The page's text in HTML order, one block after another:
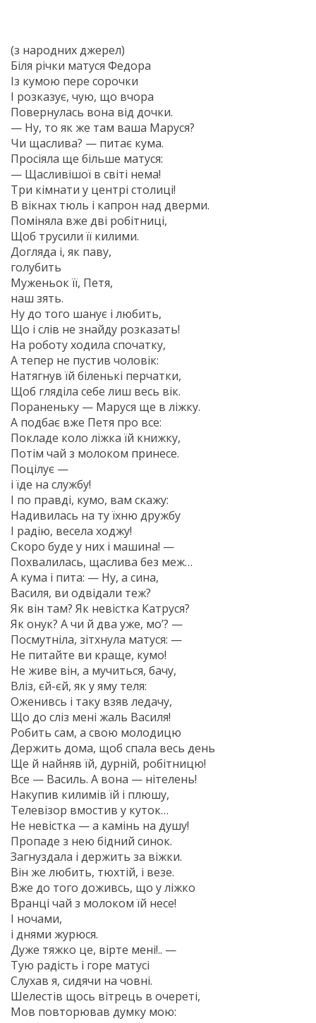
(з народних джерел)
Біля річки матуся Федора
Із кумою пере сорочки
І розказує, чую, що вчора
Повернулась вона від дочки.
— Ну, то як же там ваша Маруся?
Чи щаслива? — питає кума.
Просіяла ще більше матуся:
— Щасливішої в світі нема!
Три кімнати у центрі столиці!
В вікнах тюль і капрон над дверми.
Поміняла вже дві робітниці,
Щоб трусили її килими.
Догляда і, як паву,
голубить
Муженьок її, Петя,
наш зять.
Ну до того шанує і любить,
Що і слів не знайду розказать!
На роботу ходила спочатку,
А тепер не пустив чоловік:
Натягнув їй біленькі перчатки,
Щоб гляділа себе лиш весь вік.
Пораненьку — Маруся ще в ліжку.
А подбає вже Петя про все:
Покладе коло ліжка їй книжку,
Потім чай з молоком принесе.
Поцілує —
і їде на службу!
І по правді, кумо, вам скажу:
Надивилась на ту їхню дружбу
І радію, весела ходжу!
Скоро буде у них і машина! —
Похвалилась, щаслива без меж…
А кума і пита: — Ну, а сина,
Василя, ви одвідали теж?
Як він там? Як невістка Катруся?
Як онук? А чи й два уже, мо’? —
Посмутніла, зітхнула матуся: —
Не питайте ви краще, кумо!
Не живе він, а мучиться, бачу,
Вліз, єй-єй, як у яму теля:
Оженивсь і таку взяв ледачу,
Що до сліз мені жаль Василя!
Робить сам, а свою молодицю
Держить дома, щоб спала весь день
Ще й найняв їй, дурній, робітницю!
Все — Василь. А вона — нітелень!
Накупив килимів їй і плюшу,
Телевізор вмостив у куток…
Не невістка — а камінь на душу!
Пропаде з нею бідний синок.
Загнуздала і держить за віжки.
Він же любить, тюхтій, і везе.
Вже до того доживсь, що у ліжко
Вранці чай з молоком їй несе!
І ночами,
і днями журюся.
Дуже тяжко це, вірте мені!.. —
Тую радість і горе матусі
Слухав я, сидячи на човні.
Шелестів щось вітрець в очереті,
Мов повторював думку мою: